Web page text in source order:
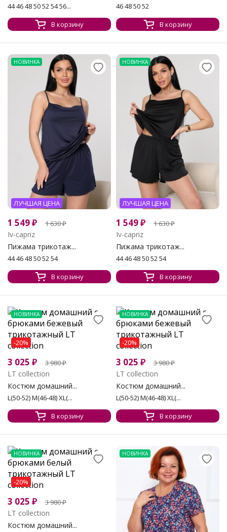
44 46 48 50 52 54 56...
В корзину
46 48 50 52
В корзину
НОВИНКА
ЛУЧШАЯ ЦЕНА
1 549₽ 1 630₽
Iv-capriz
Пижама трикотаж...
44 46 48 50 52 54
В корзину
НОВИНКА
ЛУЧШАЯ ЦЕНА
1 549₽ 1 630₽
Iv-capriz
Пижама трикотаж...
44 46 48 50 52 54
В корзину
НОВИНКА
-20%
3 025 ₽ 3 980₽
LT collection
Костюм домашний...
L(50-52) M(46-48) XL(...
В корзину
НОВИНКА
-20%
3 025 ₽ 3 980₽
LT collection
Костюм домашний...
L(50-52) M(46-48) XL(...
В корзину
НОВИНКА
-20%
3 025 ₽ 3 980₽
LT collection
Костюм домашний...
НОВИНКА